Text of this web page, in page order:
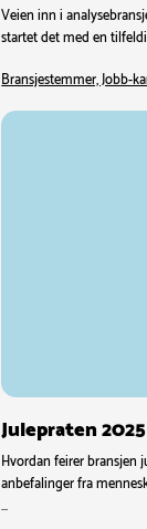
Veien inn i
startet det med en
Bransjestemmer, Jobb-
Julepraten 2025
Hvordan feirer bransjen
anbefalinger fra
…